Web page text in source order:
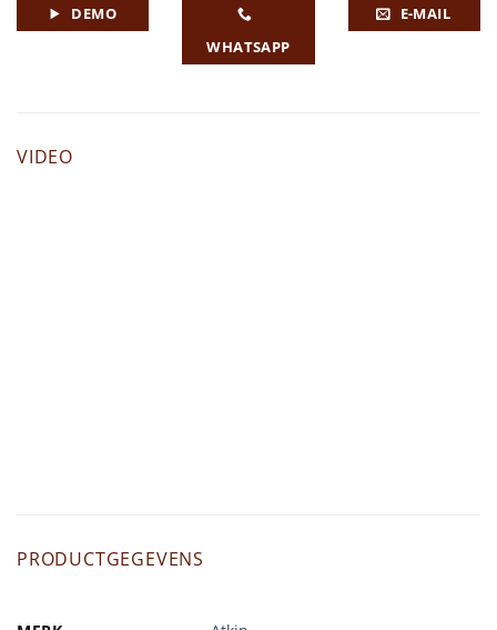
DEMO
WHATSAPP
E-MAIL
VIDEO
PRODUCTGEGEVENS